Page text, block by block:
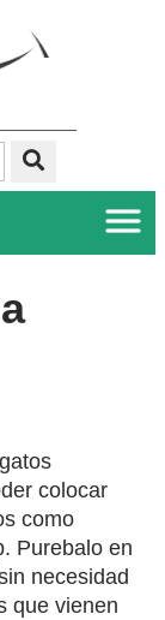
colocar
como
Purebalo en
necesidad
que vienen